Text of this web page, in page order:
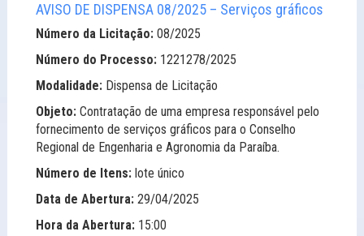
AVISO DE DISPENSA 08/2025 – Serviços gráficos
Número da Licitação: 08/2025
Número do Processo: 1221278/2025
Modalidade: Dispensa de Licitação
Objeto: Contratação de uma empresa responsável pelo
fornecimento de serviços gráficos para o Conselho
Regional de Engenharia e Agronomia da Paraíba.
Número de Itens: lote único
Data de Abertura: 29/04/2025
Hora da Abertura: 15:00